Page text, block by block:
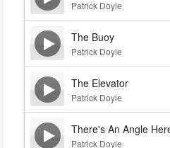
Patrick Doyle
The Buoy
Patrick Doyle
The Elevator
Patrick Doyle
There's An Angle
Patrick Doyle